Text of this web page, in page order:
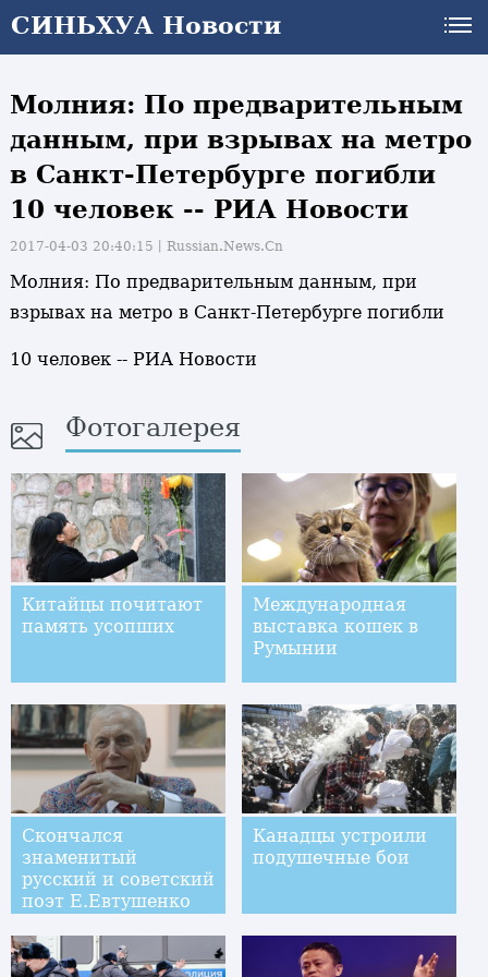
СИНЬХУА Новости
Молния: По предварительным
данным, при взрывах на метро
в Санкт-Петербурге погибли
10 человек -- РИА Новости
2017-04-03 20:40:15丨 Russian.News.Cn
Молния: По предварительным данным, при
взрывах на метро в Санкт-Петербурге погибли
10 человек -- РИА Новости
Фотогалерея
Китайцы почитают
память усопших
Международная
выставка кошек в
Румынии
Скончался
знаменитый
русский и советский
поэт Е.Евтушенко
Канадцы устроили
подушечные бои